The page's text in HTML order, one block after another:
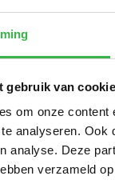
gebruik van
om onze
analyseren. Ook
analyse. Deze
verzameld